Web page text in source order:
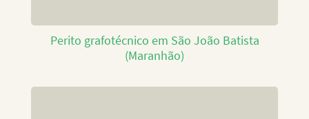
Perito grafotécnico em São João Batista
(Maranhão)